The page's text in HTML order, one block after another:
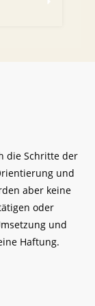
die Schritte der
und
aber keine
oder
und
Haftung.